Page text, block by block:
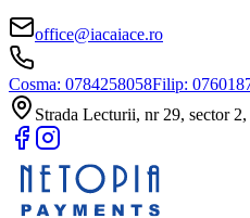
office@iacaiace.ro
Cosma: 0784258058Filip:
Strada Lecturii, nr 29, sector